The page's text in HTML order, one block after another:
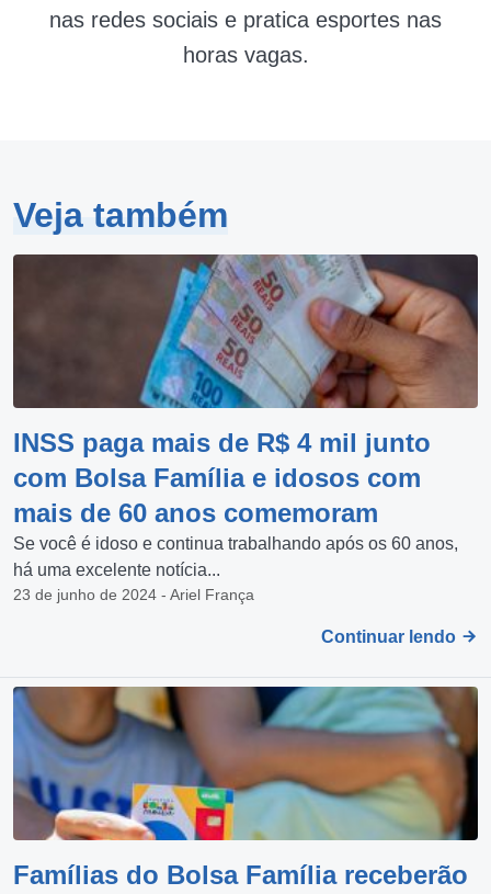
nas redes sociais e pratica esportes nas
horas vagas.
Veja também
INSS paga mais de R$ 4 mil junto
com Bolsa Família e idosos com
mais de 60 anos comemoram
Se você é idoso e continua trabalhando após os 60 anos,
há uma excelente notícia...
23 de junho de 2024 - Ariel França
Continuar lendo
Famílias do Bolsa Família receberão